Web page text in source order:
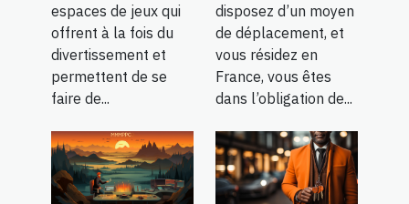
espaces de jeux qui
offrent à la fois du
divertissement et
permettent de se
faire de...
disposez d’un moyen
de déplacement, et
vous résidez en
France, vous êtes
dans l’obligation de...